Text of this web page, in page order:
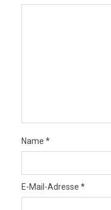
Name *
E-Mail-Adresse *